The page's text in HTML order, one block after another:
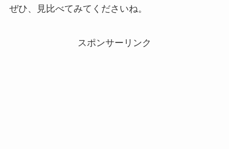
ぜひ、見比べてみてくださいね。
スポンサーリンク